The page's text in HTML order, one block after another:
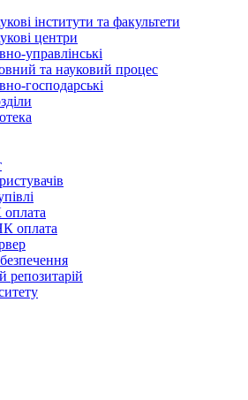
інститути та факультети
центри
управлінські
та науковий процес
господарські
оплата
репозитарій